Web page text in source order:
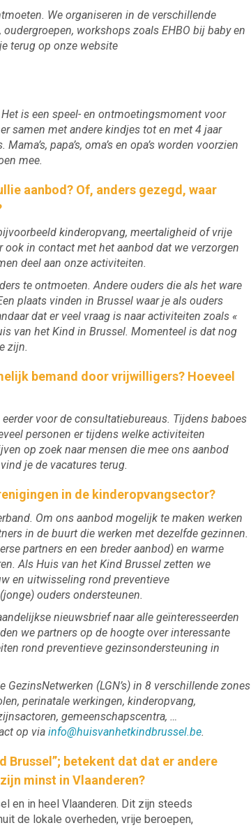
We organiseren in de verschillende
workshops zoals EHBO bij baby en
terug op onze website
is een speel- en ontmoetingsmoment voor
samen met andere kindjes tot en met 4 jaar
papa’s, oma’s en opa’s worden voorzien
mee.
aanbod? Of, anders gezegd, waar
kinderopvang, meertaligheid of vrije
in contact met het aanbod dat we verzorgen
deel aan onze activiteiten.
te ontmoeten. Andere ouders die als het ware
plaats vinden in Brussel waar je als ouders
dat er veel vraag is naar activiteiten zoals «
van het Kind in Brussel. Momenteel is dat nog
zijn.
bemand door vrijwilligers? Hoeveel
voor de consultatiebureaus. Tijdens baboes
personen er tijdens welke activiteiten
op zoek naar mensen die mee ons aanbod
vind je de vacatures terug.
in de kinderopvangsector?
Om ons aanbod mogelijk te maken werken
in de buurt die werken met dezelfde gezinnen.
partners en een breder aanbod) en warme
Als Huis van het Kind Brussel zetten we
en uitwisseling rond preventieve
ouders ondersteunen.
nieuwsbrief naar alle geïnteresseerden
we partners op de hoogte over interessante
rond preventieve gezinsondersteuning in
(LGN’s) in 8 verschillende zones
perinatale werkingen, kinderopvang,
gemeenschapscentra, …
op via info@huisvanhetkindbrussel.be.
Brussel”; betekent dat dat er andere
minst in Vlaanderen?
en in heel Vlaanderen. Dit zijn steeds
de lokale overheden, vrije beroepen,